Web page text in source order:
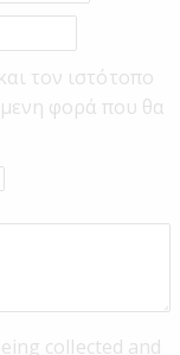
τον ιστότοπο
φορά που θα
collected and